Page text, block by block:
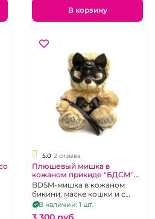
В корзину
5.0 2 отзыва
Плюшевый мишка в
кожаном прикиде "БДСМ"
30 см
BDSM-мишка в кожаном
бикини, маске кошки и с
плетью
В наличии: 1 шт.